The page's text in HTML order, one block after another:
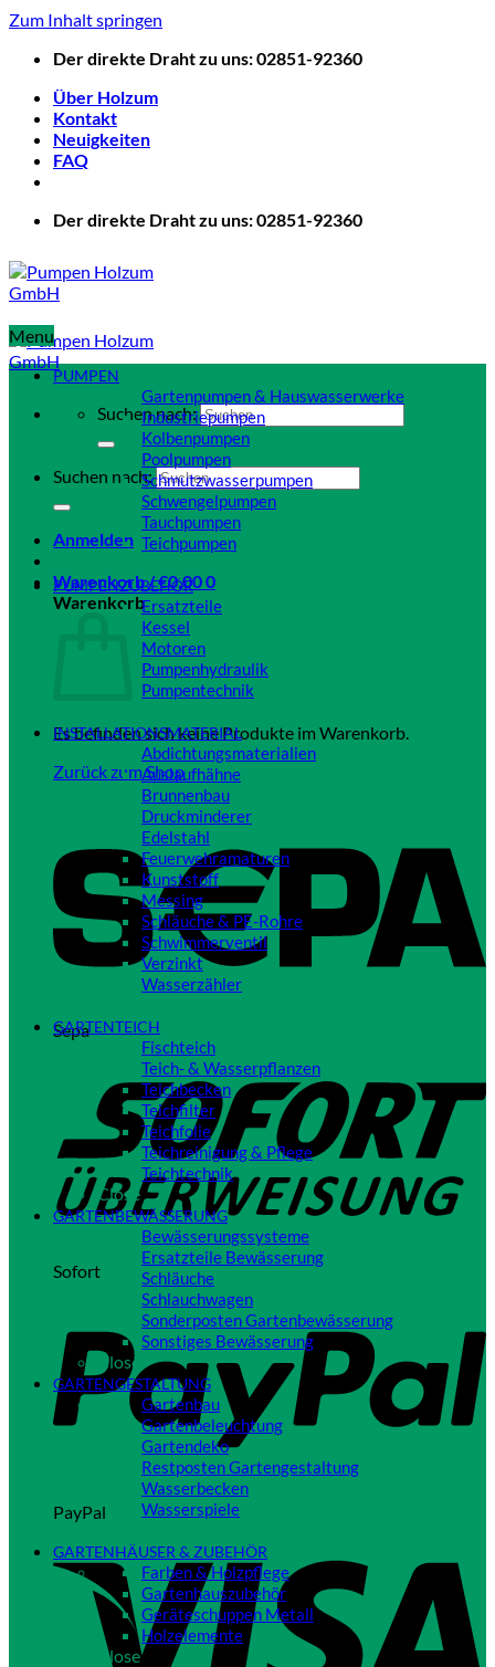
Zum Inhalt springen
Der direkte Draht zu uns: 02851-92360
Über Holzum
Kontakt
Neuigkeiten
FAQ
Der direkte Draht zu uns: 02851-92360
Suchen nach:
Suchen nach:
Anmelden
Warenkorb /€0,000
Warenkorb
Es befinden sich keine Produkte im Warenkorb.
Zurück zum Shop
Sepa
Sofort
PayPal
Menu
PUMPEN
Gartenpumpen & Hauswasserwerke
Industriepumpen
Kolbenpumpen
Poolpumpen
Schmutzwasserpumpen
Schwengelpumpen
Tauchpumpen
Teichpumpen
PUMPENZUBEHÖR
Ersatzteile
Kessel
Motoren
Pumpenhydraulik
Pumpentechnik
INSTALLATIONSMATERIAL
Abdichtungsmaterialien
Auslaufhähne
Brunnenbau
Druckminderer
Edelstahl
Feuerwehramaturen
Kunststoff
Messing
Schläuche & PE-Rohre
Schwimmerventil
Verzinkt
Wasserzähler
GARTENTEICH
Fischteich
Teich- & Wasserpflanzen
Teichbecken
Teichfilter
Teichfolie
Teichreinigung & Pflege
Teichtechnik
Close
GARTENBEWÄSSERUNG
Bewässerungssysteme
Ersatzteile Bewässerung
Schläuche
Schlauchwagen
Sonderposten Gartenbewässerung
Sonstiges Bewässerung
Close
GARTENGESTALTUNG
Gartenbau
Gartenbeleuchtung
Gartendeko
Restposten Gartengestaltung
Wasserbecken
Wasserspiele
GARTENHÄUSER & ZUBEHÖR
Farben & Holzpflege
Gartenhauszubehör
Geräteschuppen Metall
Holzelemente
Close